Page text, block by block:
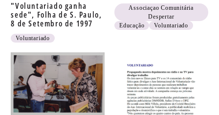
"Voluntariado ganha
sede", Folha de S. Paulo,
8 de Setembro de 1997
Voluntariado
Associaçao Comunitária
Despertar
Educação
Voluntariado